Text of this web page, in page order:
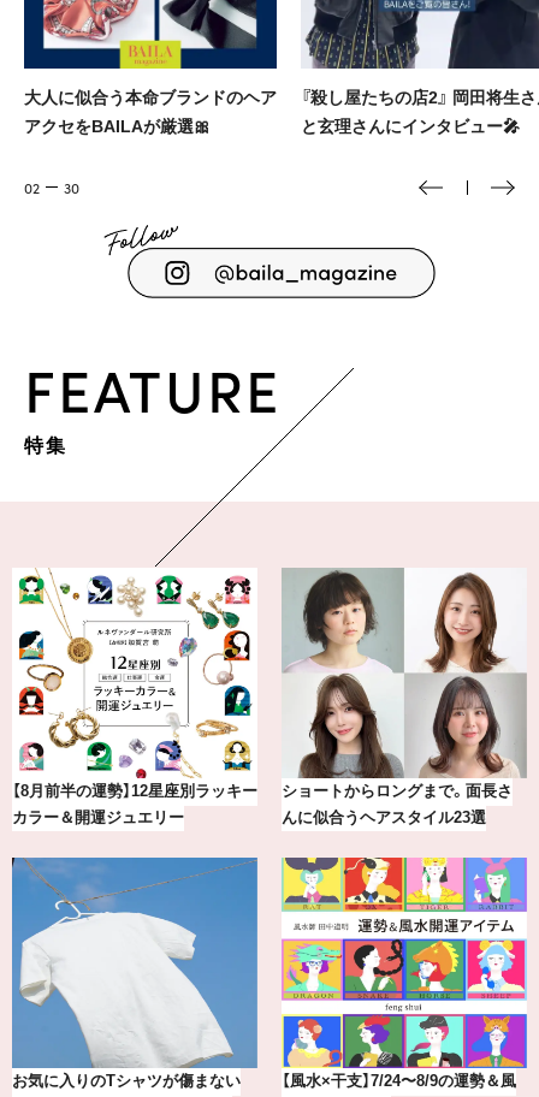
『殺し屋たちの店2』 岡田将生さん
と玄理さんにインタビュー🎤
堀田真由主演💄💫 R30からのキ
ラキラメイク
03 30
FEATURE
特集
【涼しい通勤ワイドパンツ】“楽して
きちんとパンツ”が夏の味方
【BAILA×OMO】ウオズミアミ描き
下ろし！金沢の旅リスト
【最新版】20代、30代読者が選んだ
冷凍宅配食【nosh-ナッシュ】で叶